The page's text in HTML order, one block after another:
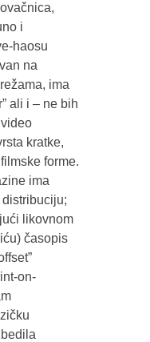
i
haosu
na
ima
ali i – ne bih
kratke,
forme.
ima
distribuciju;
likovnom
časopis
on-